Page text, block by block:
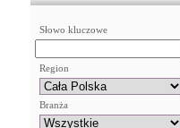
Słowo kluczowe
Region
Branża